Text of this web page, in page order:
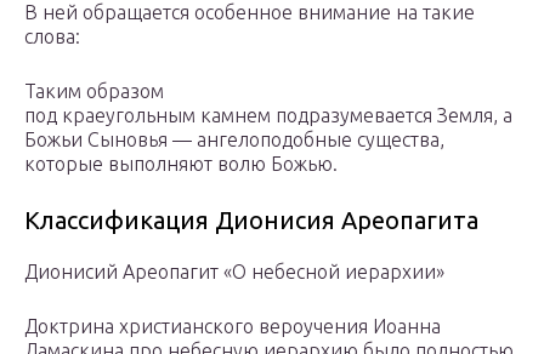
В ней обращается особенное внимание на такие
слова:
Таким образом
под краеугольным камнем подразумевается Земля, а
Божьи Сыновья — ангелоподобные существа,
которые выполняют волю Божью.
Классификация Дионисия Ареопагита
Дионисий Ареопагит «О небесной иерархии»
Доктрина христианского вероучения Иоанна